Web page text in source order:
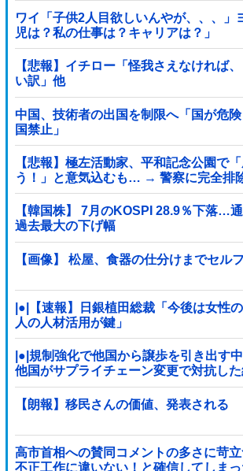
ワイ「子供2人目欲しいんやが、、、」
児は？私の仕事は？キャリアは？」
【悲報】イチロー「怪我さえなければ
い訳」他
中国、技術者の出国を制限へ「国が危
国禁止」
【悲報】極左活動家、平和記念公園で
う！」と意気込むも… → 警察に完全排
………
【韓国株】 7月のKOSPI 28.9％下落…
過去最大の下げ幅
【画像】 松屋、食器の仕分けまでセル
|●|【速報】日銀植田総裁「今後は女性
人の人材活用が鍵」
|●|規制強化で他国から譲歩を引き出す
他国がサプライチェーン変更で対抗し
【朗報】移民さんの価値、発表される
高市首相への賛同コメントの多さに苛
不正工作に違いない！と確信してしま